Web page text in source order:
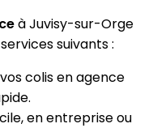
à Juvisy-sur-Orge
suivants :
colis en agence
en entreprise ou